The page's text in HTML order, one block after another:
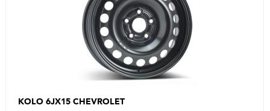
KOLO 6JX15 CHEVROLET